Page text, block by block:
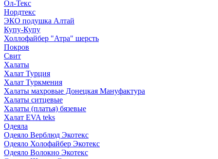
Ол-Текс
Нордтекс
ЭКО подушка Алтай
Купу-Купу
Холлофайбер "Атра" шерсть
Покров
Свит
Халаты
Халат Турция
Халат Туркмения
Халаты махровые Донецкая Мануфактура
Халаты ситцевые
Халаты (платья) бязевые
Халат EVA teks
Одеяла
Одеяло Верблюд Экотекс
Одеяло Холофайбер Экотекс
Одеяло Волокно Экотекс